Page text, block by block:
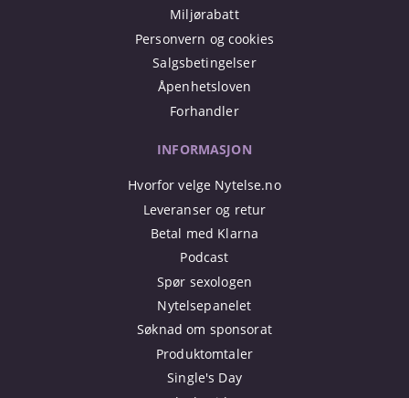
Miljørabatt
Personvern og cookies
Salgsbetingelser
Åpenhetsloven
Forhandler
INFORMASJON
Hvorfor velge Nytelse.no
Leveranser og retur
Betal med Klarna
Podcast
Spør sexologen
Nytelsepanelet
Søknad om sponsorat
Produktomtaler
Single's Day